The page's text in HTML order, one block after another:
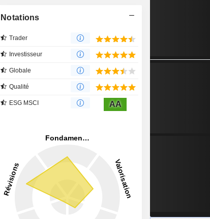
Notations
Trader
Investisseur
Globale
Qualité
ESG MSCI AA